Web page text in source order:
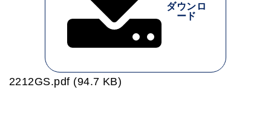
ダウンロ
ード
2212GS.pdf (94.7 KB)